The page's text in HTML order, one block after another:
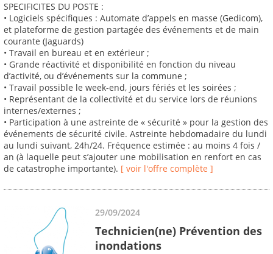
SPECIFICITES DU POSTE :
• Logiciels spécifiques : Automate d’appels en masse (Gedicom),
et plateforme de gestion partagée des événements et de main
courante (Jaguards)
• Travail en bureau et en extérieur ;
• Grande réactivité et disponibilité en fonction du niveau
d’activité, ou d’événements sur la commune ;
• Travail possible le week-end, jours fériés et les soirées ;
• Représentant de la collectivité et du service lors de réunions
internes/externes ;
• Participation à une astreinte de « sécurité » pour la gestion des
événements de sécurité civile. Astreinte hebdomadaire du lundi
au lundi suivant, 24h/24. Fréquence estimée : au moins 4 fois /
an (à laquelle peut s’ajouter une mobilisation en renfort en cas
de catastrophe importante). [ voir l'offre complète ]
29/09/2024
Technicien(ne) Prévention des
inondations